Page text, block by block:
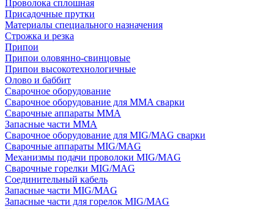
Проволока сплошная
Присадочные прутки
Материалы специального назначения
Строжка и резка
Припои
Припои оловянно-свинцовые
Припои высокотехнологичные
Олово и баббит
Сварочное оборудование
Сварочное оборудование для MMA сварки
Сварочные аппараты MMA
Запасные части MMA
Сварочное оборудование для MIG/MAG сварки
Сварочные аппараты MIG/MAG
Механизмы подачи проволоки MIG/MAG
Сварочные горелки MIG/MAG
Соединительный кабель
Запасные части MIG/MAG
Запасные части для горелок MIG/MAG